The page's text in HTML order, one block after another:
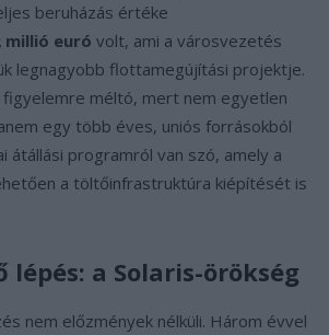
beruházás értéke
millió euró volt, ami a városvezetés
legnagyobb flottamegújítási projektje.
figyelemre méltó, mert nem egyetlen
egy több éves, uniós forrásokból
átállási programról van szó, amely a
a töltőinfrastruktúra kiépítését is
lépés: a Solaris-örökség
nem előzmények nélküli. Három évvel